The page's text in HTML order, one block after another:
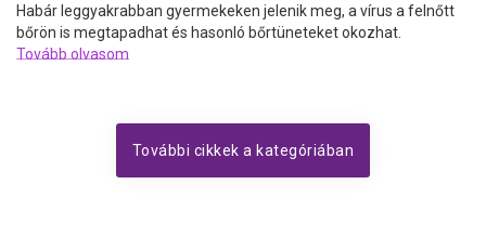
Habár leggyakrabban gyermekeken jelenik meg, a vírus a felnőtt
bőrön is megtapadhat és hasonló bőrtüneteket okozhat.
Tovább olvasom
További cikkek a kategóriában